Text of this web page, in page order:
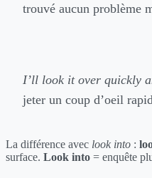
trouvé aucun problème
I’ll look it over quickly
jeter un coup d’oeil
La différence avec look into :
surface. Look into = enquête